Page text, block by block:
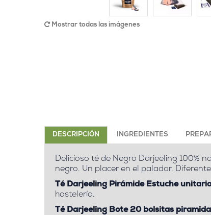
Mostrar todas las imágenes
DESCRIPCIÓN INGREDIENTES
Delicioso té de Negro Darjeeling 100%
negro. Un placer en el paladar.
Té Darjeeling Pirámide Estuche
hostelería.
Té Darjeeling Bote 20 bolsitas